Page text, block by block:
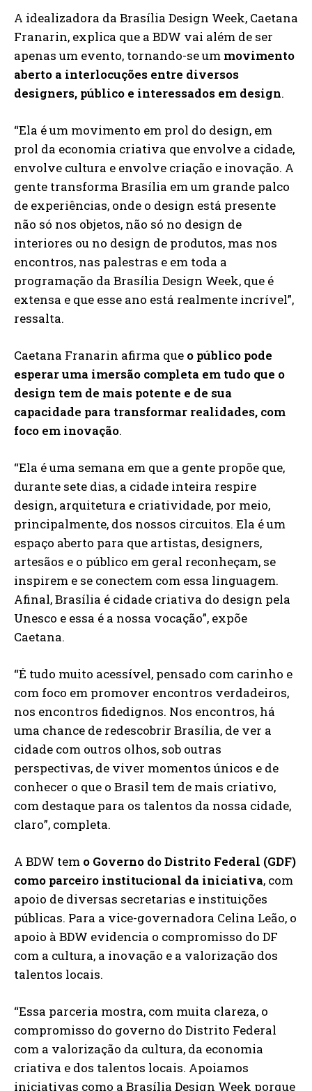
A idealizadora da Brasília Design Week, Caetana
Franarin, explica que a BDW vai além de ser
apenas um evento, tornando-se um movimento
aberto a interlocuções entre diversos
designers, público e interessados em design.
“Ela é um movimento em prol do design, em
prol da economia criativa que envolve a cidade,
envolve cultura e envolve criação e inovação. A
gente transforma Brasília em um grande palco
de experiências, onde o design está presente
não só nos objetos, não só no design de
interiores ou no design de produtos, mas nos
encontros, nas palestras e em toda a
programação da Brasília Design Week, que é
extensa e que esse ano está realmente incrível”,
ressalta.
Caetana Franarin afirma que o público pode
esperar uma imersão completa em tudo que o
design tem de mais potente e de sua
capacidade para transformar realidades, com
foco em inovação.
“Ela é uma semana em que a gente propõe que,
durante sete dias, a cidade inteira respire
design, arquitetura e criatividade, por meio,
principalmente, dos nossos circuitos. Ela é um
espaço aberto para que artistas, designers,
artesãos e o público em geral reconheçam, se
inspirem e se conectem com essa linguagem.
Afinal, Brasília é cidade criativa do design pela
Unesco e essa é a nossa vocação”, expõe
Caetana.
“É tudo muito acessível, pensado com carinho e
com foco em promover encontros verdadeiros,
nos encontros fidedignos. Nos encontros, há
uma chance de redescobrir Brasília, de ver a
cidade com outros olhos, sob outras
perspectivas, de viver momentos únicos e de
conhecer o que o Brasil tem de mais criativo,
com destaque para os talentos da nossa cidade,
claro”, completa.
A BDW tem o Governo do Distrito Federal (GDF)
como parceiro institucional da iniciativa, com
apoio de diversas secretarias e instituições
públicas. Para a vice-governadora Celina Leão, o
apoio à BDW evidencia o compromisso do DF
com a cultura, a inovação e a valorização dos
talentos locais.
“Essa parceria mostra, com muita clareza, o
compromisso do governo do Distrito Federal
com a valorização da cultura, da economia
criativa e dos talentos locais. Apoiamos
iniciativas como a Brasília Design Week porque